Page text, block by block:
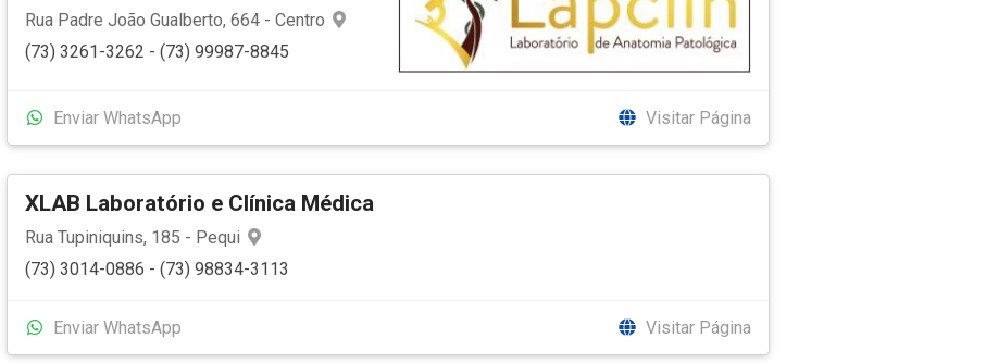
Rua Padre João Gualberto, 664 - Centro
(73) 3261-3262 - (73) 99987-8845
Enviar WhatsApp Visitar Página
XLAB Laboratório e Clínica Médica
Rua Tupiniquins, 185 - Pequi
(73) 3014-0886 - (73) 98834-3113
Enviar WhatsApp Visitar Página